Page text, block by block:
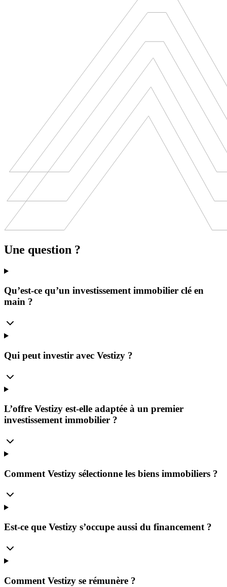
Une question ?
Qu’est-ce qu’un investissement immobilier clé en
main ?
Qui peut investir avec Vestizy ?
L’offre Vestizy est-elle adaptée à un premier
investissement immobilier ?
Comment Vestizy sélectionne les biens immobiliers ?
Est-ce que Vestizy s’occupe aussi du financement ?
Comment Vestizy se rémunère ?